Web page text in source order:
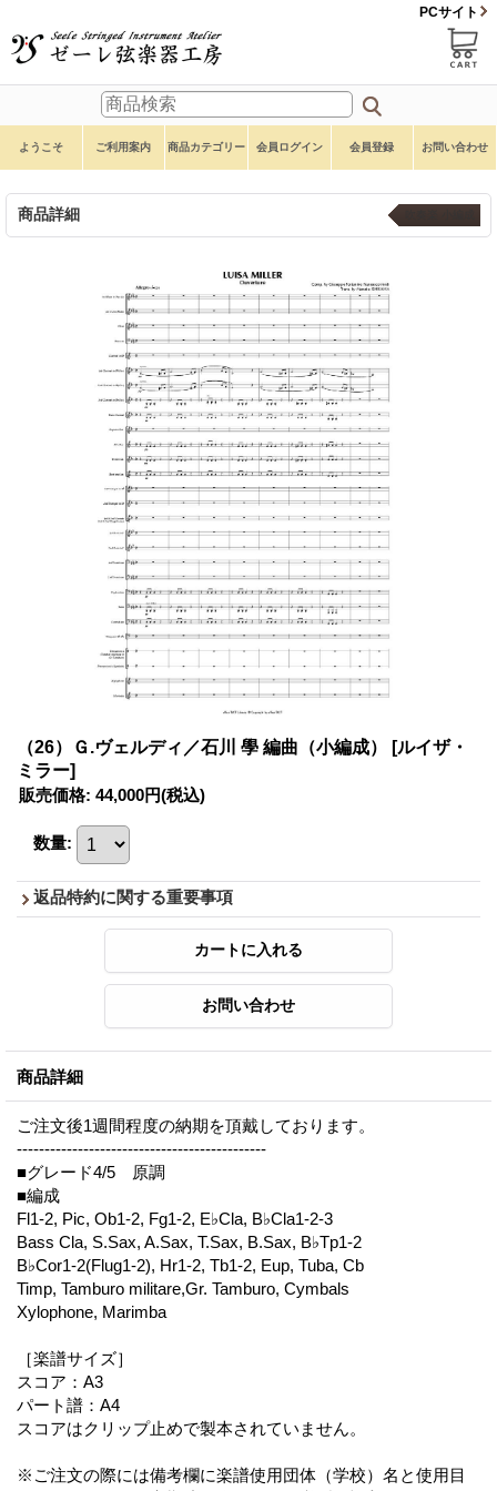
PCサイト
ようこそ ご利用案内 商品カテゴリー 会員ログイン 会員登録 お問い合わせ
商品詳細
（26）Ｇ.ヴェルディ／石川 學 編曲（小編成）
[ルイザ・
ミラー]
販売価格: 44,000円(税込)
数量:
返品特約に関する重要事項
商品詳細
ご注文後1週間程度の納期を頂戴しております。
---------------------------------------------
■グレード4/5 原調
■編成
Fl1-2, Pic, Ob1-2, Fg1-2, E♭Cla, B♭Cla1-2-3
Bass Cla, S.Sax, A.Sax, T.Sax, B.Sax, B♭Tp1-2
B♭Cor1-2(Flug1-2), Hr1-2, Tb1-2, Eup, Tuba, Cb
Timp, Tamburo militare,Gr. Tamburo, Cymbals
Xylophone, Marimba
［楽譜サイズ］
スコア：A3
パート譜：A4
スコアはクリップ止めで製本されていません。
※ご注文の際には備考欄に楽譜使用団体（学校）名と使用目